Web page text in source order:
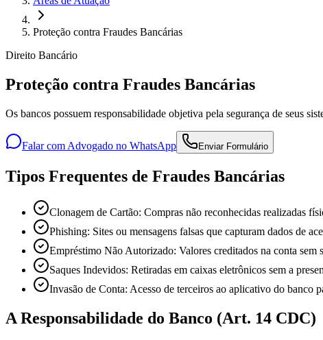
Proteção contra Fraudes Bancárias
Direito Bancário
Proteção contra Fraudes Bancárias
Os bancos possuem responsabilidade objetiva pela segurança de seus
Falar com Advogado no WhatsApp Enviar Formulário
Tipos Frequentes de Fraudes Bancárias
Clonagem de Cartão: Compras não reconhecidas realizadas
Phishing: Sites ou mensagens falsas que capturam dados de
Empréstimo Não Autorizado: Valores creditados na conta sem
Saques Indevidos: Retiradas em caixas eletrônicos sem a
Invasão de Conta: Acesso de terceiros ao aplicativo do banco
A Responsabilidade do Banco (Art. 14 CDC)